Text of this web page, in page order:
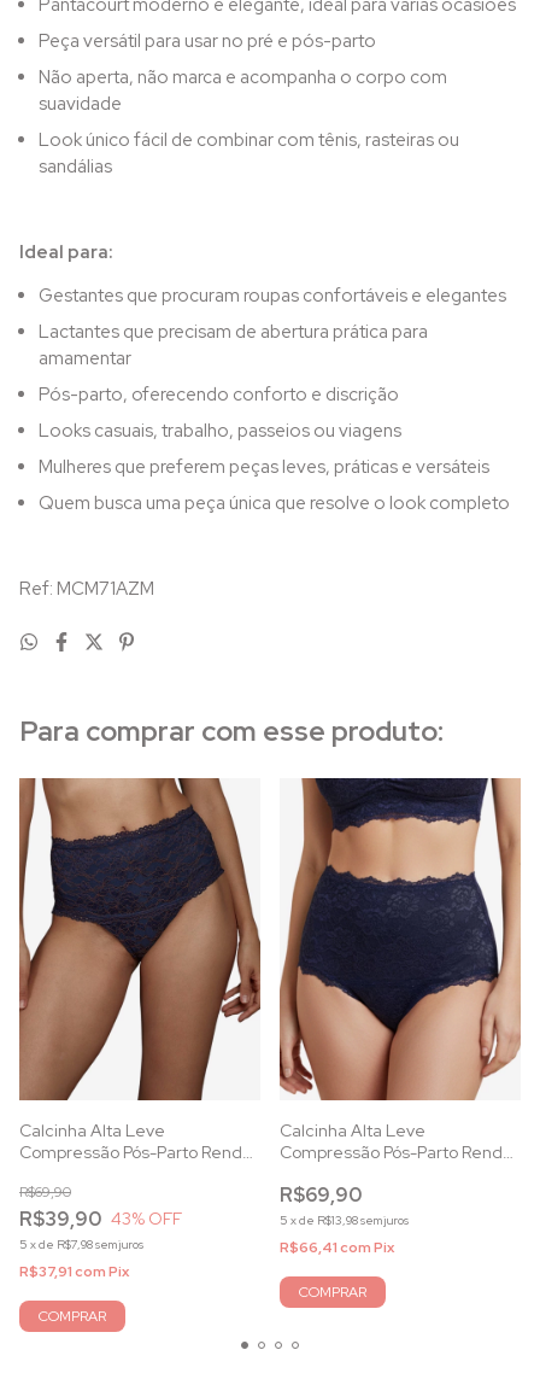
Pantacourt moderno e elegante, ideal para várias ocasiões
Peça versátil para usar no pré e pós-parto
Não aperta, não marca e acompanha o corpo com
suavidade
Look único fácil de combinar com tênis, rasteiras ou
sandálias
Ideal para:
Gestantes que procuram roupas confortáveis e elegantes
Lactantes que precisam de abertura prática para
amamentar
Pós-parto, oferecendo conforto e discrição
Looks casuais, trabalho, passeios ou viagens
Mulheres que preferem peças leves, práticas e versáteis
Quem busca uma peça única que resolve o look completo
Ref: MCM71AZM
Para comprar com esse produto:
Calcinha Alta Leve
Compressão Pós-Parto Renda
R$39,90
R$69,90
43% OFF
5 xde R$7,98sem juros
R$37,91comPix
COMPRAR
Calcinha Alta Leve
Compressão Pós-Parto Renda
R$69,90
5 xde R$13,98sem juros
R$66,41comPix
COMPRAR